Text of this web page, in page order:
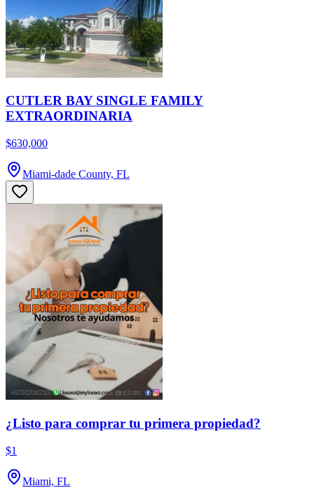
CUTLER BAY SINGLE FAMILY
EXTRAORDINARIA
$630,000
Miami-dade County, FL
¿Listo para comprar tu primera propiedad?
$1
Miami, FL